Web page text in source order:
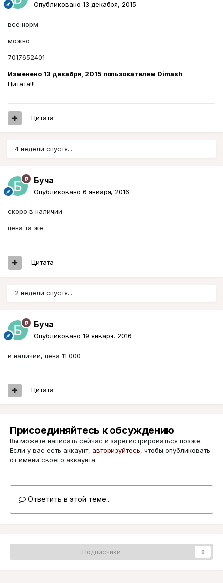
Опубликовано 13 декабря, 2015
все норм
можно
7017652401
Изменено 13 декабря, 2015 пользователем Dimash
Цитата!!!
Цитата
4 недели спустя...
Буча
Опубликовано 6 января, 2016
скоро в наличии
цена та же
Цитата
2 недели спустя...
Буча
Опубликовано 19 января, 2016
в наличии, цена 11 000
Цитата
Присоединяйтесь к обсуждению
Вы можете написать сейчас и зарегистрироваться позже.
Если у вас есть аккаунт, авторизуйтесь, чтобы опубликовать
от имени своего аккаунта.
Ответить в этой теме...
Подписчики 0